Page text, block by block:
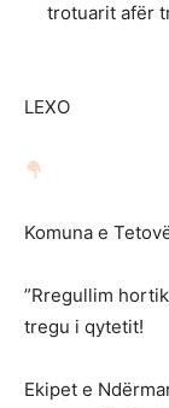
trotuarit afër
LEXO
Komuna e
”Rregullim
tregu i qytetit!
Ekipet e